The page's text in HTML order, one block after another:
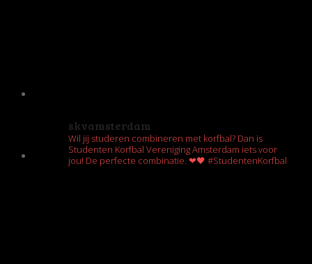
skvamsterdam
Wil jij studeren combineren met korfbal? Dan is
Studenten Korfbal Vereniging Amsterdam iets voor
jou! De perfecte combinatie. ❤🖤 #StudentenKorfbal